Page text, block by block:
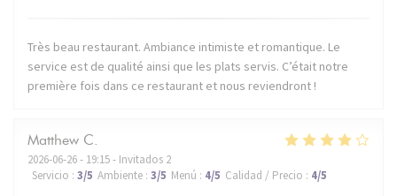
Très beau restaurant. Ambiance intimiste et romantique. Le
service est de qualité ainsi que les plats servis. C’était notre
première fois dans ce restaurant et nous reviendront !
Matthew C
2026-06-26- 19:15 - Invitados 2
Servicio : 3/5 Ambiente : 3/5 Menú : 4/5 Calidad / Precio : 4/5